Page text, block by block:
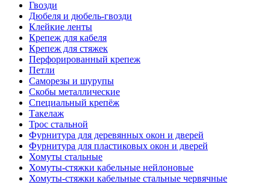
Гвозди
Дюбеля и дюбель-гвозди
Клейкие ленты
Крепеж для кабеля
Крепеж для стяжек
Перфорированный крепеж
Петли
Саморезы и шурупы
Скобы металлические
Специальный крепёж
Такелаж
Трос стальной
Фурнитура для деревянных окон и дверей
Фурнитура для пластиковых окон и дверей
Хомуты стальные
Хомуты-стяжки кабельные нейлоновые
Хомуты-стяжки кабельные стальные червячные